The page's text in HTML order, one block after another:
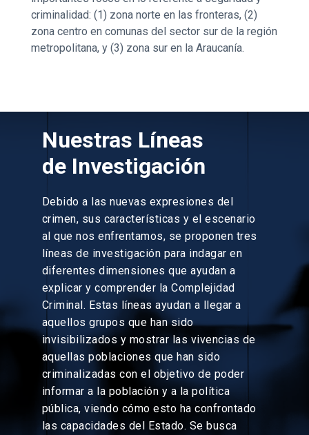
criminalidad: (1) zona norte en las fronteras, (2)
zona centro en comunas del sector sur de la región
metropolitana, y (3) zona sur en la Araucanía.
Nuestras Líneas
de Investigación
Debido a las nuevas expresiones del
crimen, sus características y el escenario
al que nos enfrentamos, se proponen tres
líneas de investigación para indagar en
diferentes dimensiones que ayudan a
explicar y comprender la Complejidad
Criminal. Estas líneas ayudan a llegar a
aquellos grupos que han sido
invisibilizados y mostrar las vivencias de
aquellas poblaciones que han sido
criminalizadas con el objetivo de poder
informar a la población y a la política
pública, viendo cómo esto ha confrontado
las capacidades del Estado. Se busca